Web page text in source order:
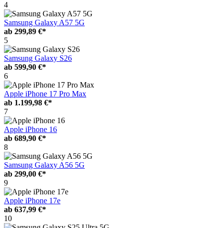
4
Samsung Galaxy A57 5G
ab 299,89 €*
5
Samsung Galaxy S26
ab 599,90 €*
6
Apple iPhone 17 Pro Max
ab 1.199,98 €*
7
Apple iPhone 16
ab 689,90 €*
8
Samsung Galaxy A56 5G
ab 299,00 €*
9
Apple iPhone 17e
ab 637,99 €*
10